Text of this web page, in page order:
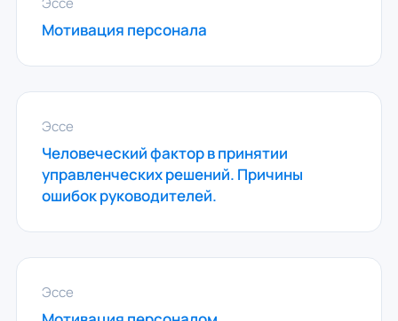
Мотивация персонала
Эссе
Человеческий фактор в принятии
управленческих решений. Причины
ошибок руководителей.
Эссе